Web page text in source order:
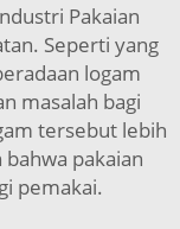
Pakaian
Seperti yang
logam
masalah bagi
tersebut lebih
pakaian
pemakai.